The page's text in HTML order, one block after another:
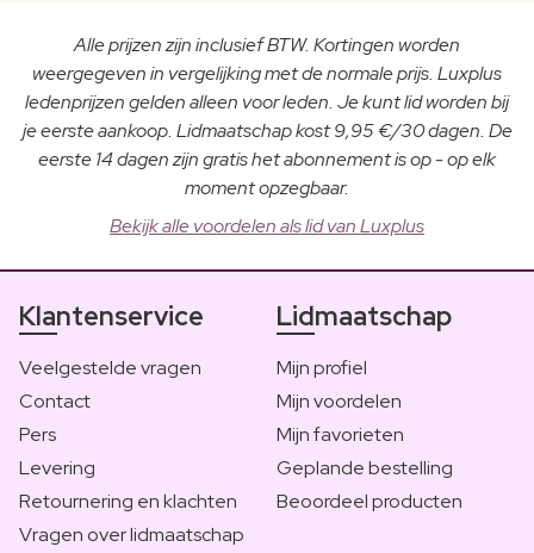
Alle prijzen zijn inclusief BTW. Kortingen worden
weergegeven in vergelijking met de normale prijs. Luxplus
ledenprijzen gelden alleen voor leden. Je kunt lid worden bij
je eerste aankoop. Lidmaatschap kost 9,95 €/30 dagen. De
eerste 14 dagen zijn gratis het abonnement is op - op elk
moment opzegbaar.
Bekijk alle voordelen als lid van Luxplus
Klantenservice
Veelgestelde vragen
Contact
Pers
Levering
Retournering en klachten
Vragen over lidmaatschap
Lidmaatschap
Mijn profiel
Mijn voordelen
Mijn favorieten
Geplande bestelling
Beoordeel producten